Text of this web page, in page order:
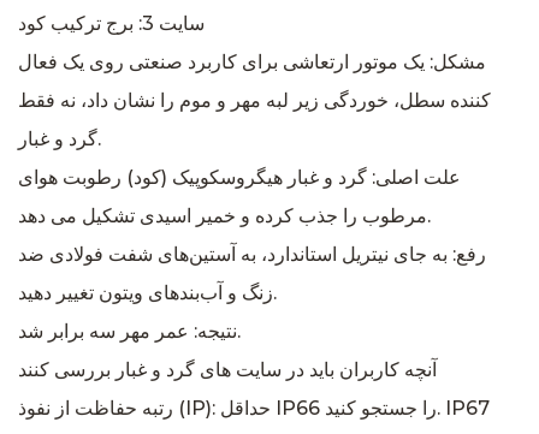
سایت 3: برج ترکیب کود
مشکل: یک موتور ارتعاشی برای کاربرد صنعتی روی یک فعال
کننده سطل، خوردگی زیر لبه مهر و موم را نشان داد، نه فقط
گرد و غبار.
علت اصلی: گرد و غبار هیگروسکوپیک (کود) رطوبت هوای
مرطوب را جذب کرده و خمیر اسیدی تشکیل می دهد.
رفع: به جای نیتریل استاندارد، به آستین‌های شفت فولادی ضد
زنگ و آب‌بندهای ویتون تغییر دهید.
نتیجه: عمر مهر سه برابر شد.
آنچه کاربران باید در سایت های گرد و غبار بررسی کنند
رتبه حفاظت از نفوذ (IP): حداقل IP66 را جستجو کنید. IP67